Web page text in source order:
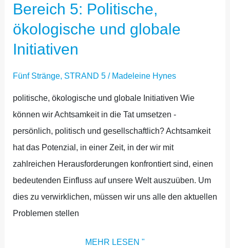
Bereich 5: Politische,
ökologische und globale
Initiativen
Fünf Stränge, STRAND 5/ Madeleine Hynes
politische, ökologische und globale Initiativen Wie
können wir Achtsamkeit in die Tat umsetzen -
persönlich, politisch und gesellschaftlich? Achtsamkeit
hat das Potenzial, in einer Zeit, in der wir mit
zahlreichen Herausforderungen konfrontiert sind, einen
bedeutenden Einfluss auf unsere Welt auszuüben. Um
dies zu verwirklichen, müssen wir uns alle den aktuellen
Problemen stellen
MEHR LESEN "